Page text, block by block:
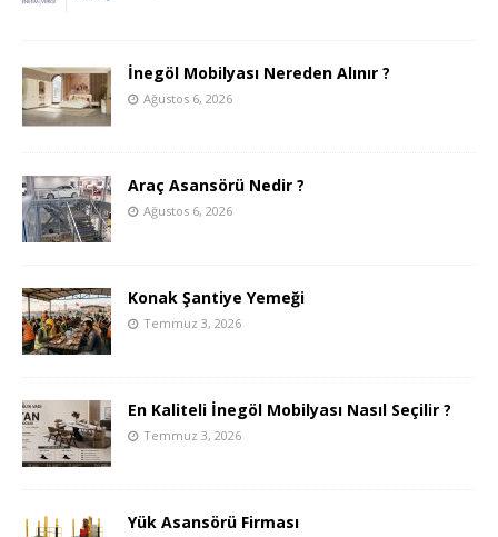
İnegöl Mobilyası Nereden Alınır ?
Ağustos 6, 2026
Araç Asansörü Nedir ?
Ağustos 6, 2026
Konak Şantiye Yemeği
Temmuz 3, 2026
En Kaliteli İnegöl Mobilyası Nasıl Seçilir ?
Temmuz 3, 2026
Yük Asansörü Firması